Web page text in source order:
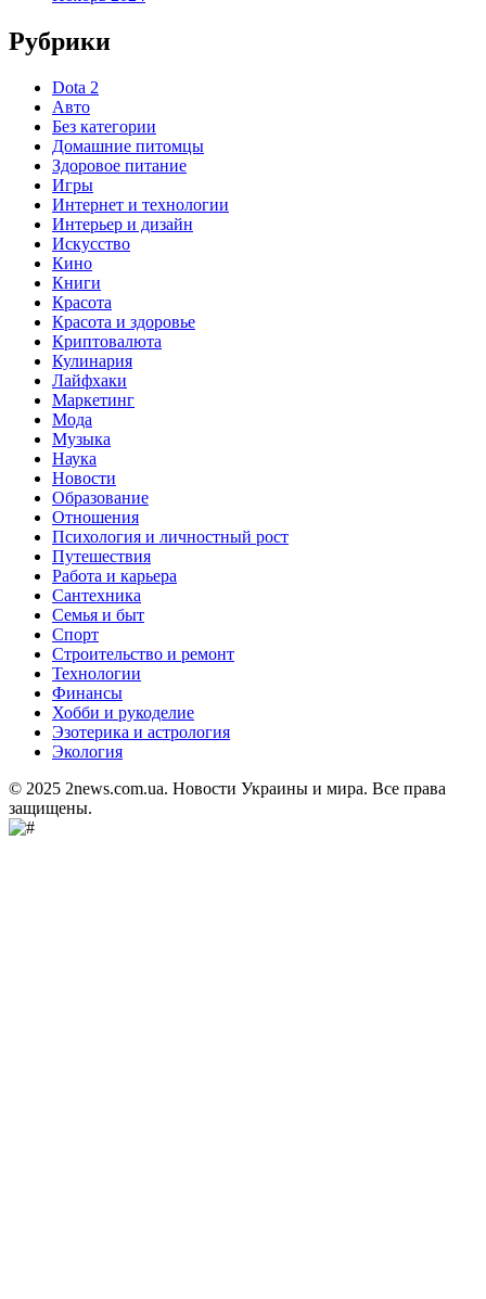
Рубрики
Dota 2
Авто
Без категории
Домашние питомцы
Здоровое питание
Игры
Интернет и технологии
Интерьер и дизайн
Искусство
Кино
Книги
Красота
Красота и здоровье
Криптовалюта
Кулинария
Лайфхаки
Маркетинг
Мода
Музыка
Наука
Новости
Образование
Отношения
Психология и личностный рост
Путешествия
Работа и карьера
Сантехника
Семья и быт
Спорт
Строительство и ремонт
Технологии
Финансы
Хобби и рукоделие
Эзотерика и астрология
Экология
© 2025 2news.com.ua. Новости Украины и мира. Все права
защищены.